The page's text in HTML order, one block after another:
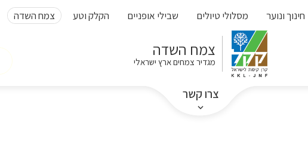
חינוך ונוער מסלולי טיולים שבילי אופניים הקלק וטע צמח השדה
צמח השדה
מגדיר צמחים ארץ ישראלי
צרו קשר